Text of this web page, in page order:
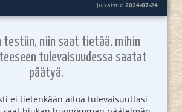
Julkaistu:2024-07-24
testiin, niin saat tietää, mihin
tulevaisuudessa saatat
päätyä.
ei tietenkään aitoa tulevaisuuttasi